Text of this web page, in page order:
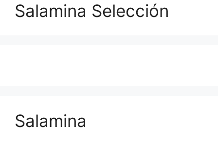
Salamina Selección
Salamina